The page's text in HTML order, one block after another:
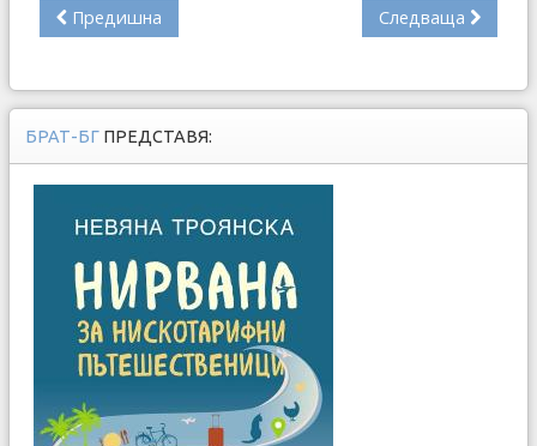
Предишна Следваща
БРАТ-БГ ПРЕДСТАВЯ: